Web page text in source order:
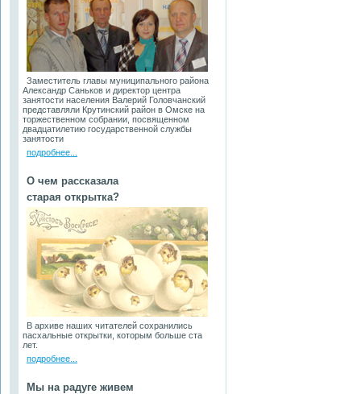
Заместитель главы муниципального района
Александр Саньков и директор центра
занятости населения Валерий Головчанский
представляли Крутинский район в Омске на
торжественном собрании, посвященном
двадцатилетию государственной службы
занятости
подробнее...
О чем рассказала
старая открытка?
В архиве наших читателей сохранились
пасхальные открытки, которым больше ста
лет.
подробнее...
Мы на радуге живем